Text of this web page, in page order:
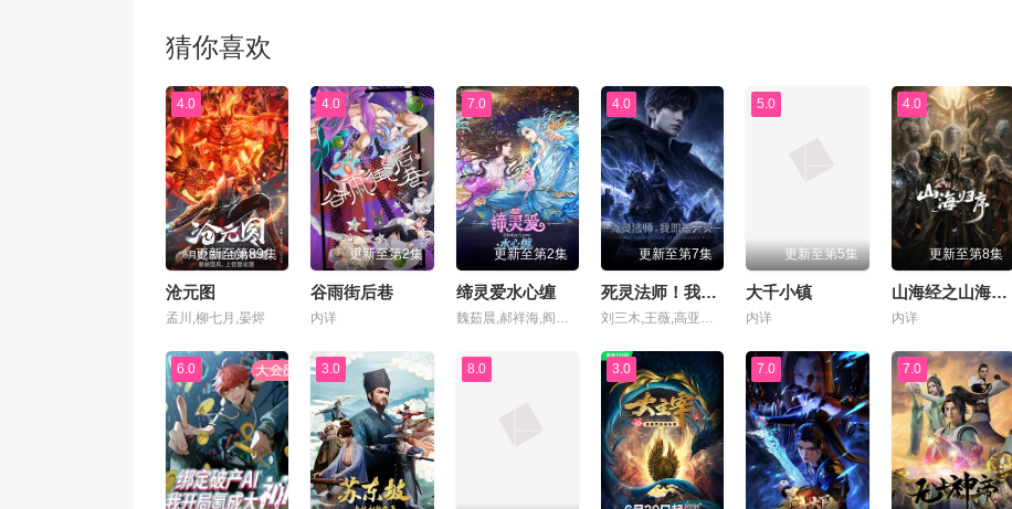
猜你喜欢
4.0
更新至第89集
沧元图
孟川,柳七月,晏烬
4.0
更新至第2集
谷雨街后巷
内详
7.0
更新至第2集
缔灵爱水心缠
魏茹晨,郝祥海,阎么么,陈张太康,关云月,楚越,闫夜桥,刘知否,林柏青,陆庚宜,图特哈蒙,金琪
4.0
更新至第7集
死灵法师！我即是天灾动漫版
刘三木,王薇,高亚亚,夜叉,北炎,张恩泽,林帽帽
5.0
更新至第5集
大千小镇
内详
4.0
更新至第8集
山海经之山海归序
内详
6.0 3.0 8.0 3.0 7.0 7.0